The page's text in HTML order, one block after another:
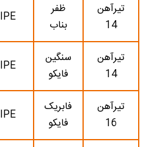
تیرآهن
14
ظفر
بناب
IPE
تیرآهن
14
سنگین
فایکو
IPE
تیرآهن
16
فابریک
فایکو
IPE